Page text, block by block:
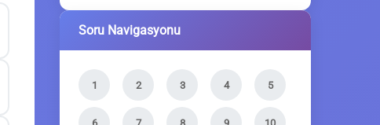
Soru Navigasyonu
1 2 3 4 5
6 7 8 9 10